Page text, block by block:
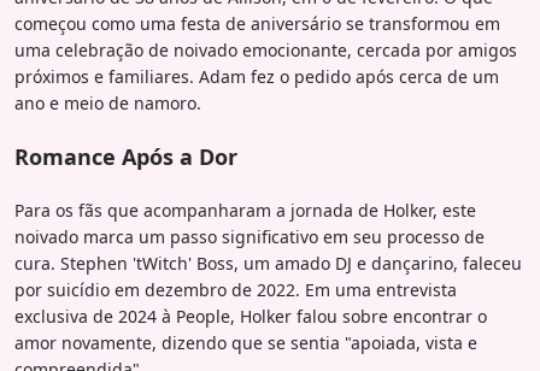
começou como uma festa de aniversário se transformou em
uma celebração de noivado emocionante, cercada por amigos
próximos e familiares. Adam fez o pedido após cerca de um
ano e meio de namoro.
Romance Após a Dor
Para os fãs que acompanharam a jornada de Holker, este
noivado marca um passo significativo em seu processo de
cura. Stephen 'tWitch' Boss, um amado DJ e dançarino, faleceu
por suicídio em dezembro de 2022. Em uma entrevista
exclusiva de 2024 à People, Holker falou sobre encontrar o
amor novamente, dizendo que se sentia "apoiada, vista e